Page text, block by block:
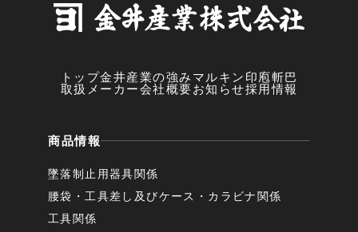
トップ金井産業の強み マルキン印 庖斬巴
取扱メーカー会社概要お知らせ採用情報
商品情報
墜落制止用器具関係
腰袋・工具差し及びケース・カラビナ関係
工具関係